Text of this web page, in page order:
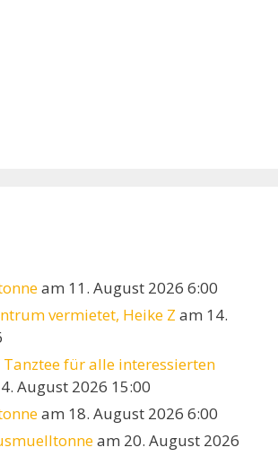
am 11. August 2026 6:00
vermietet, Heike Z am 14.
für alle interessierten
August 2026 15:00
am 18. August 2026 6:00
am 20. August 2026